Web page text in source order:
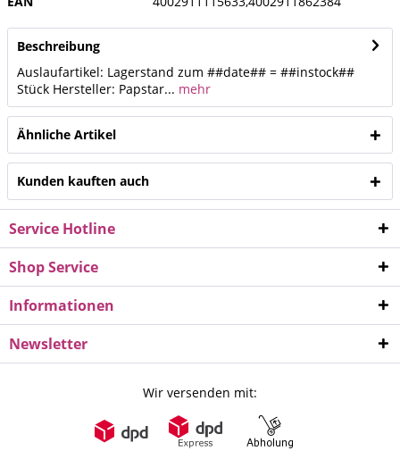
Beschreibung
Auslaufartikel: Lagerstand zum ##date## = ##instock##
Stück Hersteller: Papstar... mehr
Ähnliche Artikel
Kunden kauften auch
Service Hotline
Shop Service
Informationen
Newsletter
Wir versenden mit: